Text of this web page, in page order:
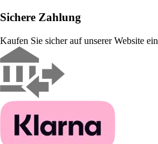
Sichere Zahlung
Kaufen Sie sicher auf unserer Website ein